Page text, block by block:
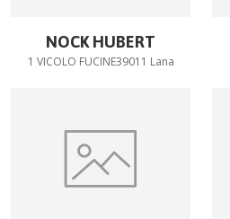
NOCK HUBERT
1 VICOLO FUCINE39011 Lana